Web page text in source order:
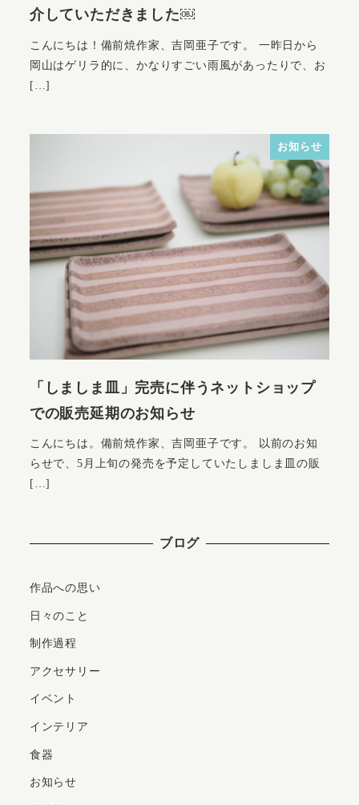
介していただきました￼
こんにちは！備前焼作家、吉岡亜子です。 一昨日から
岡山はゲリラ的に、かなりすごい雨風があったりで、お
[…]
お知らせ
「しましま皿」完売に伴うネットショップ
での販売延期のお知らせ
こんにちは。備前焼作家、吉岡亜子です。 以前のお知
らせで、5月上旬の発売を予定していたしましま皿の販
[…]
ブログ
作品への思い
日々のこと
制作過程
アクセサリー
イベント
インテリア
食器
お知らせ